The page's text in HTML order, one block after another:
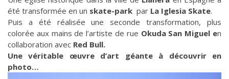
été transformée en un skate-park par La Iglesia Skate.
Puis a été réalisée une seconde transformation, plus
colorée aux mains de l’artiste de rue Okuda San Miguel en
collaboration avec Red Bull.
Une véritable œuvre d’art géante à découvrir en
photo…